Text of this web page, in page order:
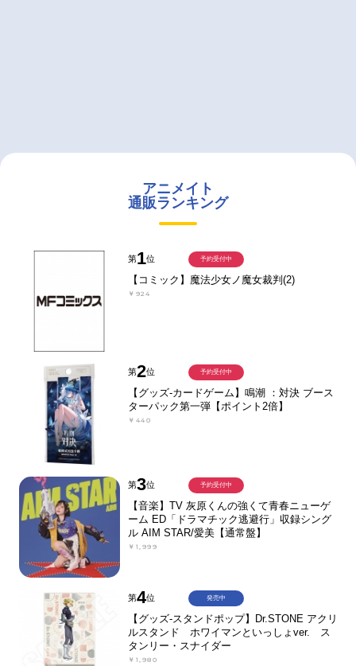
アニメイト
通販ランキング
第1位
【コミック】魔法少女ノ魔女裁判(2)
￥924
予約受付中
第2位
【グッズ-カードゲーム】鳴潮 ：対決 ブース
ターパック第一弾【ポイント2倍】
￥440
予約受付中
第3位
【音楽】TV 灰原くんの強くて青春ニューゲ
ーム ED「ドラマチック逃避行」収録シング
ル AIM STAR/愛美【通常盤】
￥1,999
予約受付中
第4位
【グッズ-スタンドポップ】Dr.STONE アクリ
ルスタンド ホワイマンといっしょver. ス
タンリー・スナイダー
￥1,980
発売中